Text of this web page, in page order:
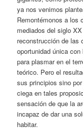
ya nos venimos
Remontémonos a los
mediados del siglo
reconstrucción de las
oportunidad única
para plasmar en el
teórico. Pero el
sus principios sino
ciega en tales
sensación de que la
incapaz de dar una
habitar.